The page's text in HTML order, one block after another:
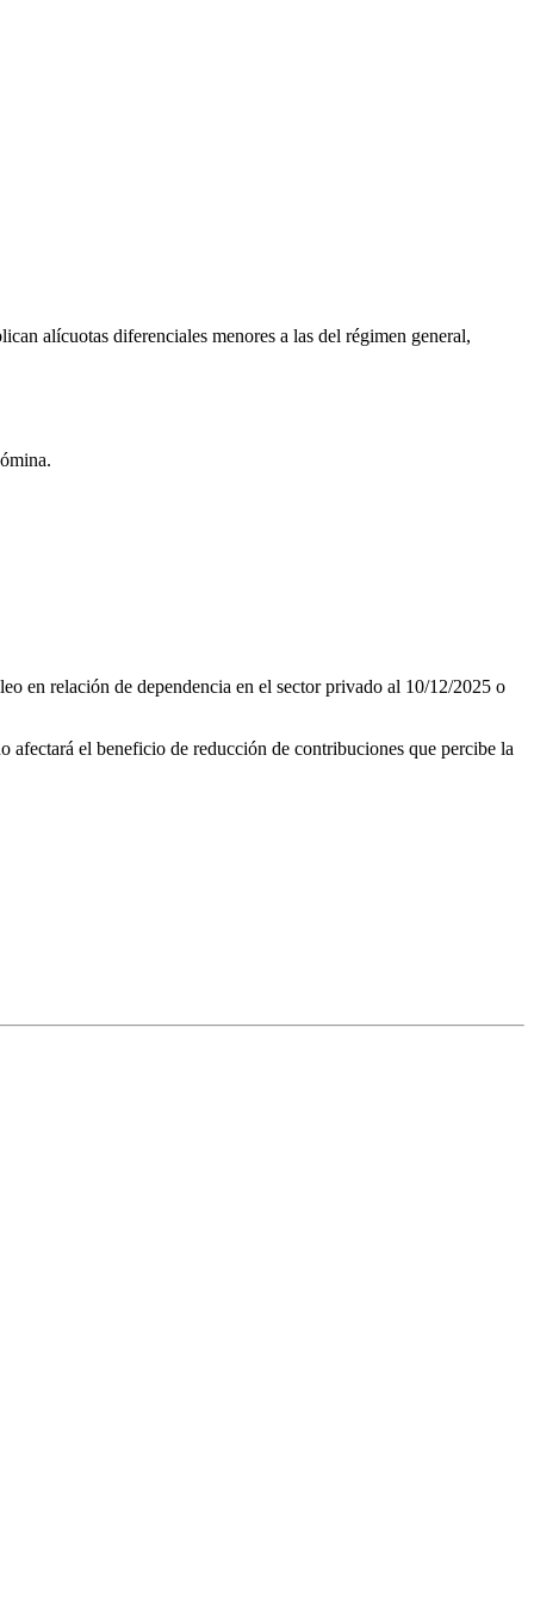
alícuotas diferenciales menores a las del régimen general,
en relación de dependencia en el sector privado al 10/12/2025 o
el beneficio de reducción de contribuciones que percibe la